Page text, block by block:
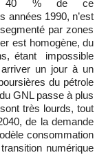
40 % de ce
années 1990, n’est
par zones
est homogène, du
étant impossible
un jour à un
du pétrole
GNL passe à plus
très lourds, tout
de la demande
consommation
numérique